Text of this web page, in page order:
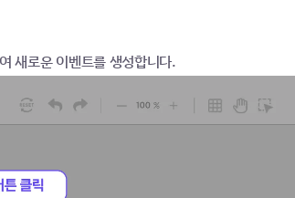
새로운 이벤트를 생성합니다.